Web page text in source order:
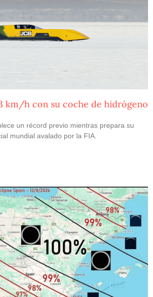
km/h con su coche de hidrógeno
un récord previo mientras prepara su
mundial avalado por la FIA.